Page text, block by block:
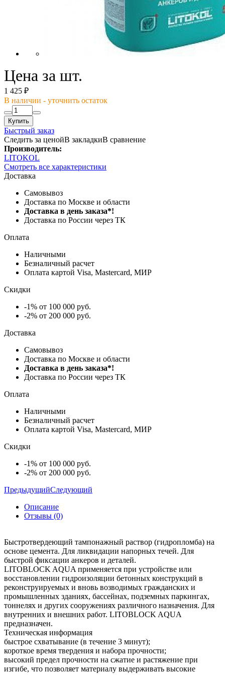
Цена за шт.
1 425 ₽
В наличии - уточнить остаток
Купить
Быстрый заказ
Следить за ценойВ закладкиВ сравнение
Производитель:
LITOKOL
Смотреть все характеристики
Доставка
Самовывоз
Доставка по Москве и области
Доставка в день заказа*!
Доставка по России через ТК
Оплата
Наличными
Безналичный расчет
Оплата картой Visa, Mastercard, МИР
Скидки
-1% от 100 000 руб.
-2% от 200 000 руб.
Доставка
Самовывоз
Доставка по Москве и области
Доставка в день заказа*!
Доставка по России через ТК
Оплата
Наличными
Безналичный расчет
Оплата картой Visa, Mastercard, МИР
Скидки
-1% от 100 000 руб.
-2% от 200 000 руб.
ПредыдущийСледующий
Описание
Отзывы (0)
Быстротвердеющий тампонажный раствор (гидропломба) на
основе цемента. Для ликвидации напорных течей. Для
быстрой фиксации анкеров и деталей.
LITOBLOCK AQUA применяется при устройстве или
восстановлении гидроизоляции бетонных конструкций в
реконструируемых и вновь возводимых гражданских и
промышленных зданиях, бассейнах, подземных паркингах,
тоннелях и других сооружениях различного назначения. Для
внутренних и внешних работ. LITOBLOCK AQUA
предназначен.
Техническая информация
быстрое схватывание (в течение 3 минут);
короткое время твердения и набора прочности;
высокий предел прочности на сжатие и растяжение при
изгибе, что позволяет материалу выдерживать высокие